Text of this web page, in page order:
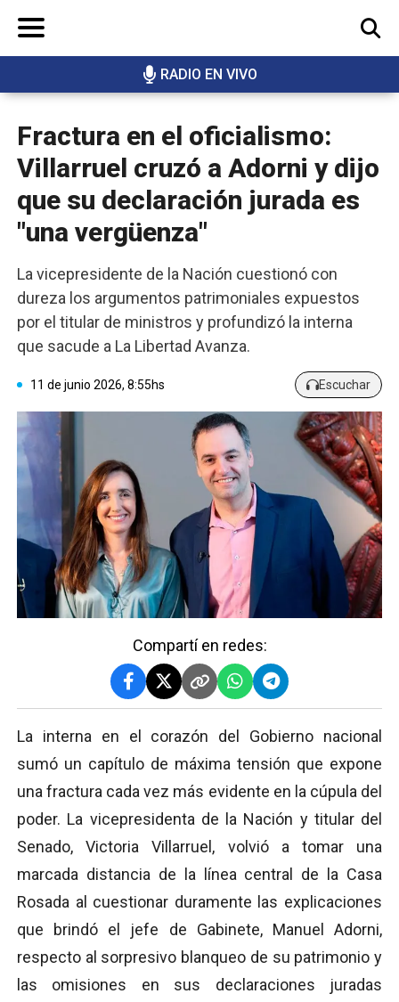
RADIO EN VIVO
BUSCAR
Fractura en el oficialismo:
Villarruel cruzó a Adorni y dijo
que su declaración jurada es
"una vergüenza"
La vicepresidente de la Nación cuestionó con
dureza los argumentos patrimoniales expuestos
por el titular de ministros y profundizó la interna
que sacude a La Libertad Avanza.
11 de junio 2026, 8:55hs Escuchar
Compartí en redes:
La interna en el corazón del Gobierno nacional
sumó un capítulo de máxima tensión que expone
una fractura cada vez más evidente en la cúpula del
poder. La vicepresidenta de la Nación y titular del
Senado, Victoria Villarruel, volvió a tomar una
marcada distancia de la línea central de la Casa
Rosada al cuestionar duramente las explicaciones
que brindó el jefe de Gabinete, Manuel Adorni,
respecto al sorpresivo blanqueo de su patrimonio y
las omisiones en sus declaraciones juradas